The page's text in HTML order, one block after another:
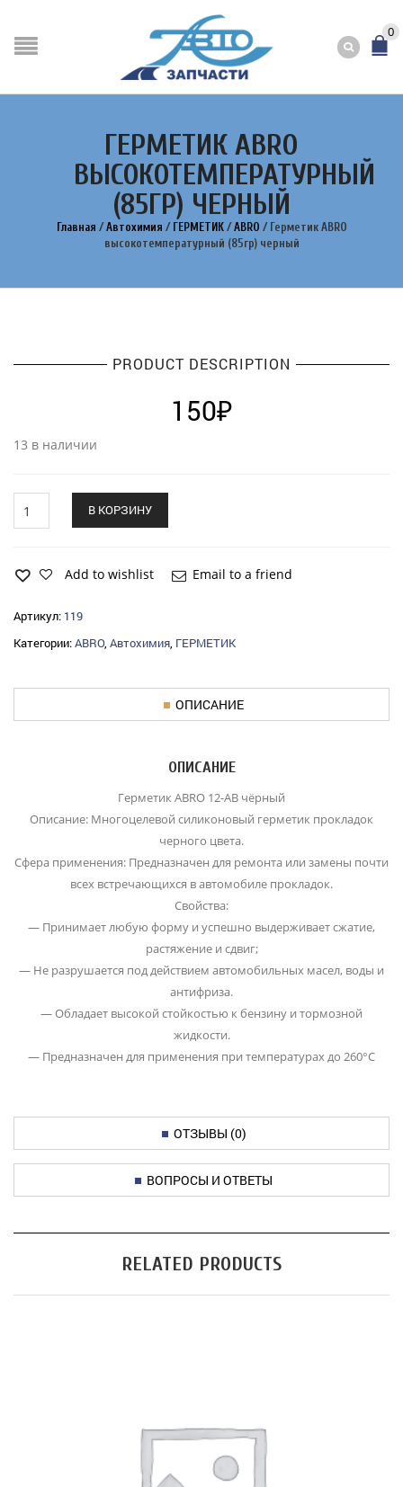
0
ГЕРМЕТИК ABRO
ВЫСОКОТЕМПЕРАТУРНЫЙ
(85ГР) ЧЕРНЫЙ
Главная / Автохимия / ГЕРМЕТИК / ABRO / Герметик ABRO
высокотемпературный (85гр) черный
PRODUCT DESCRIPTION
150₽
13 в наличии
ABRO
черный
В КОРЗИНУ
Add to wishlist Email to a friend
Артикул: 119
Категории:ABRO, Автохимия, ГЕРМЕТИК
ОПИСАНИЕ
ОПИСАНИЕ
Герметик ABRO 12-АВ чёрный
Описание: Многоцелевой силиконовый герметик прокладок
черного цвета.
Сфера применения: Предназначен для ремонта или замены почти
всех встречающихся в автомобиле прокладок.
Свойства:
— Принимает любую форму и успешно выдерживает сжатие,
растяжение и сдвиг;
— Не разрушается под действием автомобильных масел, воды и
антифриза.
— Обладает высокой стойкостью к бензину и тормозной
жидкости.
— Предназначен для применения при температурах до 260°С
ОТЗЫВЫ (0)
ВОПРОСЫ И ОТВЕТЫ
RELATED PRODUCTS